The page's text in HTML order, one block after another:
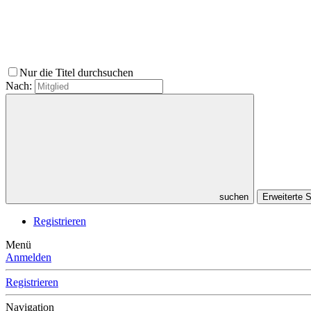
Nur die Titel durchsuchen
Nach:
suchen Erweiterte
Registrieren
Menü
Anmelden
Registrieren
Navigation